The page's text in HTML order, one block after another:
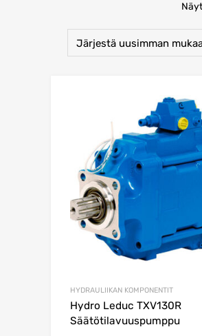
HYDRAULIIKAN KOMPONENTIT
Hydro Leduc TXV130R
Säätötilavuuspumppu